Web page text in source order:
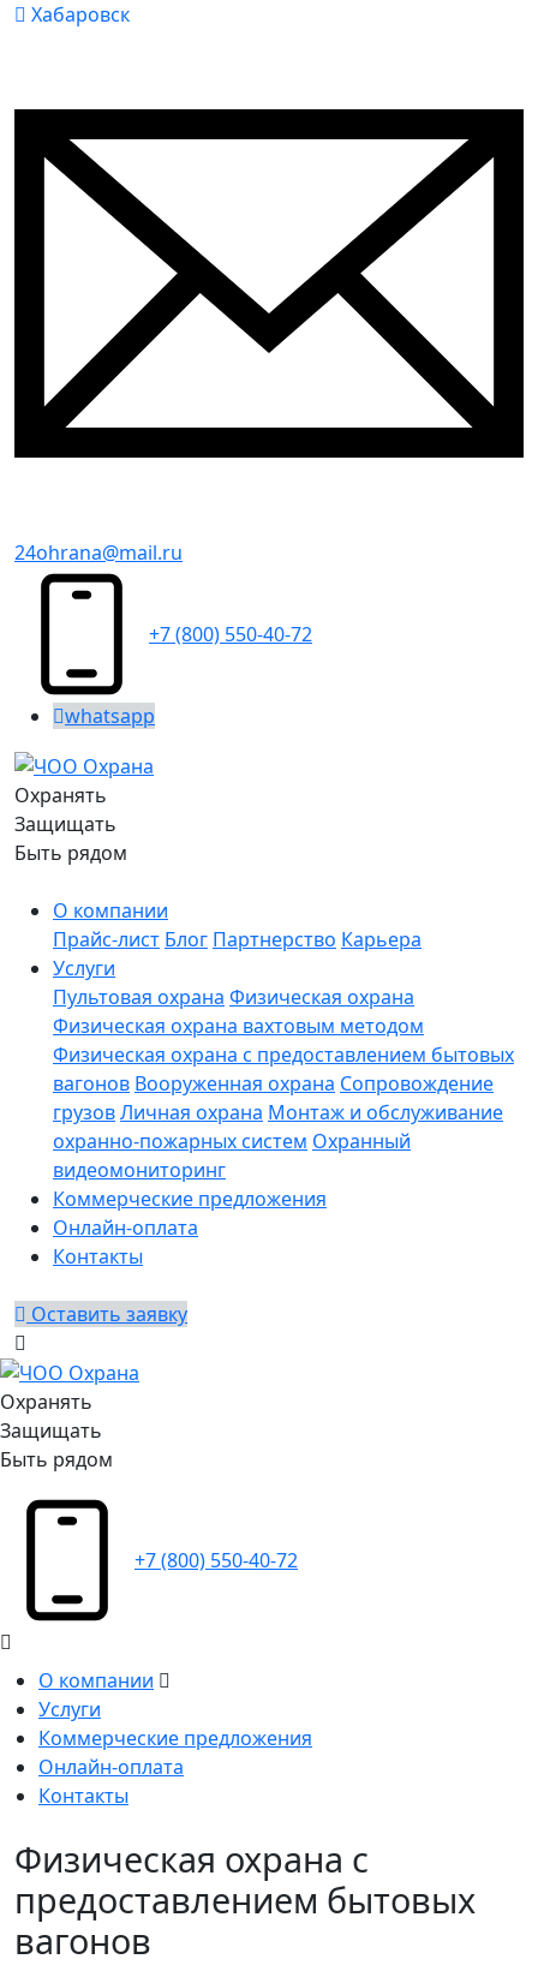
Хабаровск
24ohrana@mail.ru
+7 (800) 550-40-72
whatsapp
Охранять
Защищать
Быть рядом
О компании
Прайс-лист Блог Партнерство Карьера
Услуги
Пультовая охрана Физическая охрана
Физическая охрана вахтовым методом
Физическая охрана с предоставлением бытовых
вагонов Вооруженная охрана Сопровождение
грузовЛичная охрана Монтаж и обслуживание
охранно-пожарных систем Охранный
видеомониторинг
Коммерческие предложения
Онлайн-оплата
Контакты
Оставить заявку
Охранять
Защищать
Быть рядом
+7 (800) 550-40-72
О компании
Услуги
Коммерческие предложения
Онлайн-оплата
Контакты
Физическая охрана с
предоставлением бытовых
вагонов